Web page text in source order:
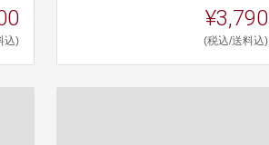
込)
¥3,790
(税込/送料込)